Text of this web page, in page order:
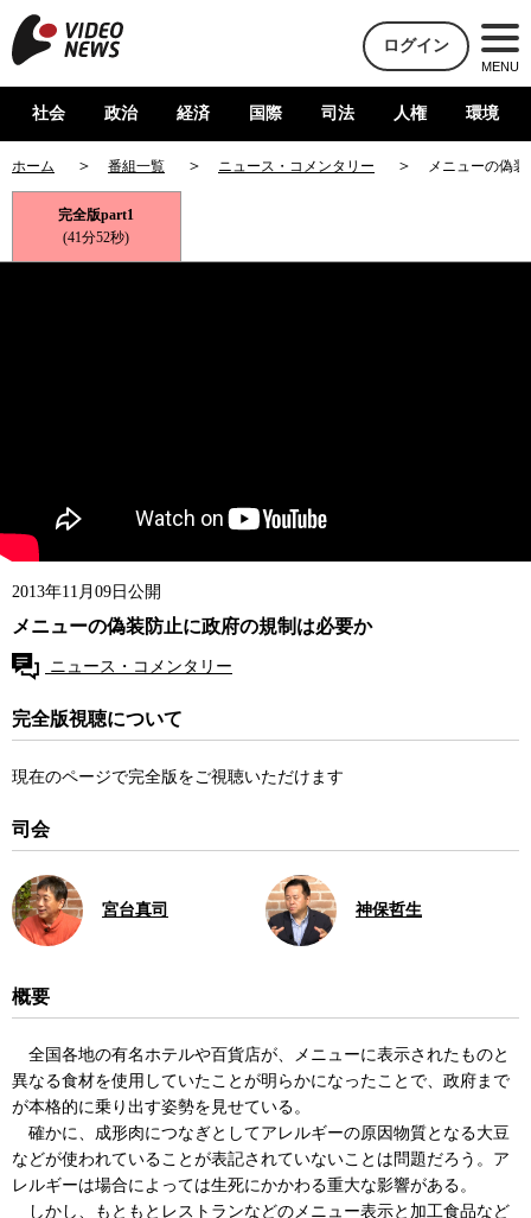
ログイン
MENU
社会 政治 経済 国際 司法 人権 環境
ホーム 番組一覧 ニュース・コメンタリー メニューの偽
完全版part1
(41分52秒)
2013年11月09日公開
メニューの偽装防止に政府の規制は必要か
ニュース・コメンタリー
完全版視聴について
現在のページで完全版をご視聴いただけます
司会
宮台真司 神保哲生
概要
全国各地の有名ホテルや百貨店が、メニューに表示されたものと
異なる食材を使用していたことが明らかになったことで、政府まで
が本格的に乗り出す姿勢を見せている。
確かに、成形肉につなぎとしてアレルギーの原因物質となる大豆
などが使われていることが表記されていないことは問題だろう。ア
レルギーは場合によっては生死にかかわる重大な影響がある。
しかし、もともとレストランなどのメニュー表示と加工食品など